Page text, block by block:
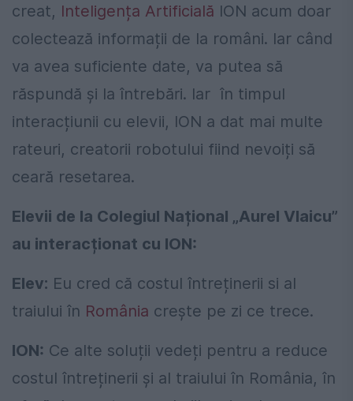
creat, Inteligența Artificială ION acum doar
colectează informații de la români. Iar când
va avea suficiente date, va putea să
răspundă și la întrebări. Iar în timpul
interacțiunii cu elevii, ION a dat mai multe
rateuri, creatorii robotului fiind nevoiți să
ceară resetarea.
Elevii de la Colegiul Național „Aurel Vlaicu”
au interacționat cu ION:
Elev: Eu cred că costul întreținerii si al
traiului în România crește pe zi ce trece.
ION: Ce alte soluții vedeți pentru a reduce
costul întreținerii și al traiului în România, în